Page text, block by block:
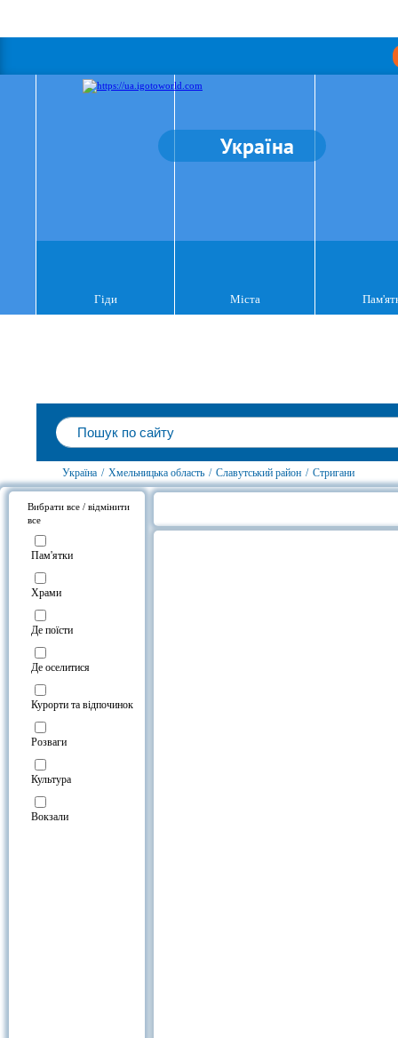
Україна
Гіди Міста
Україна / Хмельницька область / Славутський район / Стригани
Вибрати все / відмінити
все
Пам'ятки
Храми
Де поїсти
Де оселитися
Курорти та відпочинок
Розваги
Культура
Вокзали